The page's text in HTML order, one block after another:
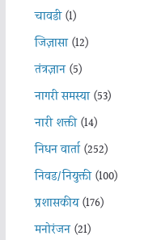
चावडी(1)
जिज्ञासा(12)
तंत्रज्ञान(5)
नागरी समस्या(53)
नारी शक्ती(14)
निधन वार्ता(252)
निवड/नियुक्ती(100)
प्रशासकीय(176)
मनोरंजन(21)